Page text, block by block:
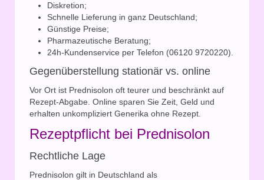
Diskretion;
Schnelle Lieferung in ganz Deutschland;
Günstige Preise;
Pharmazeutische Beratung;
24h-Kundenservice per Telefon (06120 9720220).
Gegenüberstellung stationär vs. online
Vor Ort ist Prednisolon oft teurer und beschränkt auf
Rezept-Abgabe. Online sparen Sie Zeit, Geld und
erhalten unkompliziert Generika ohne Rezept.
Rezeptpflicht bei Prednisolon
Rechtliche Lage
Prednisolon gilt in Deutschland als